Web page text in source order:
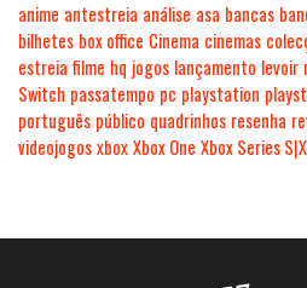
anime antestreia análise asa bancas
bilhetes box office Cinema cinemas
estreia filme hq jogos lançamento levoir
Switch passatempo pc playstation
português público quadrinhos resenha
videojogosxboxXbox One Xbox Series S|X